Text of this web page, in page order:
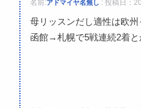
名前:アドマイヤ名無し : 投稿日：
母リッスンだし適性は欧州
函館→札幌で5戦連続2着と